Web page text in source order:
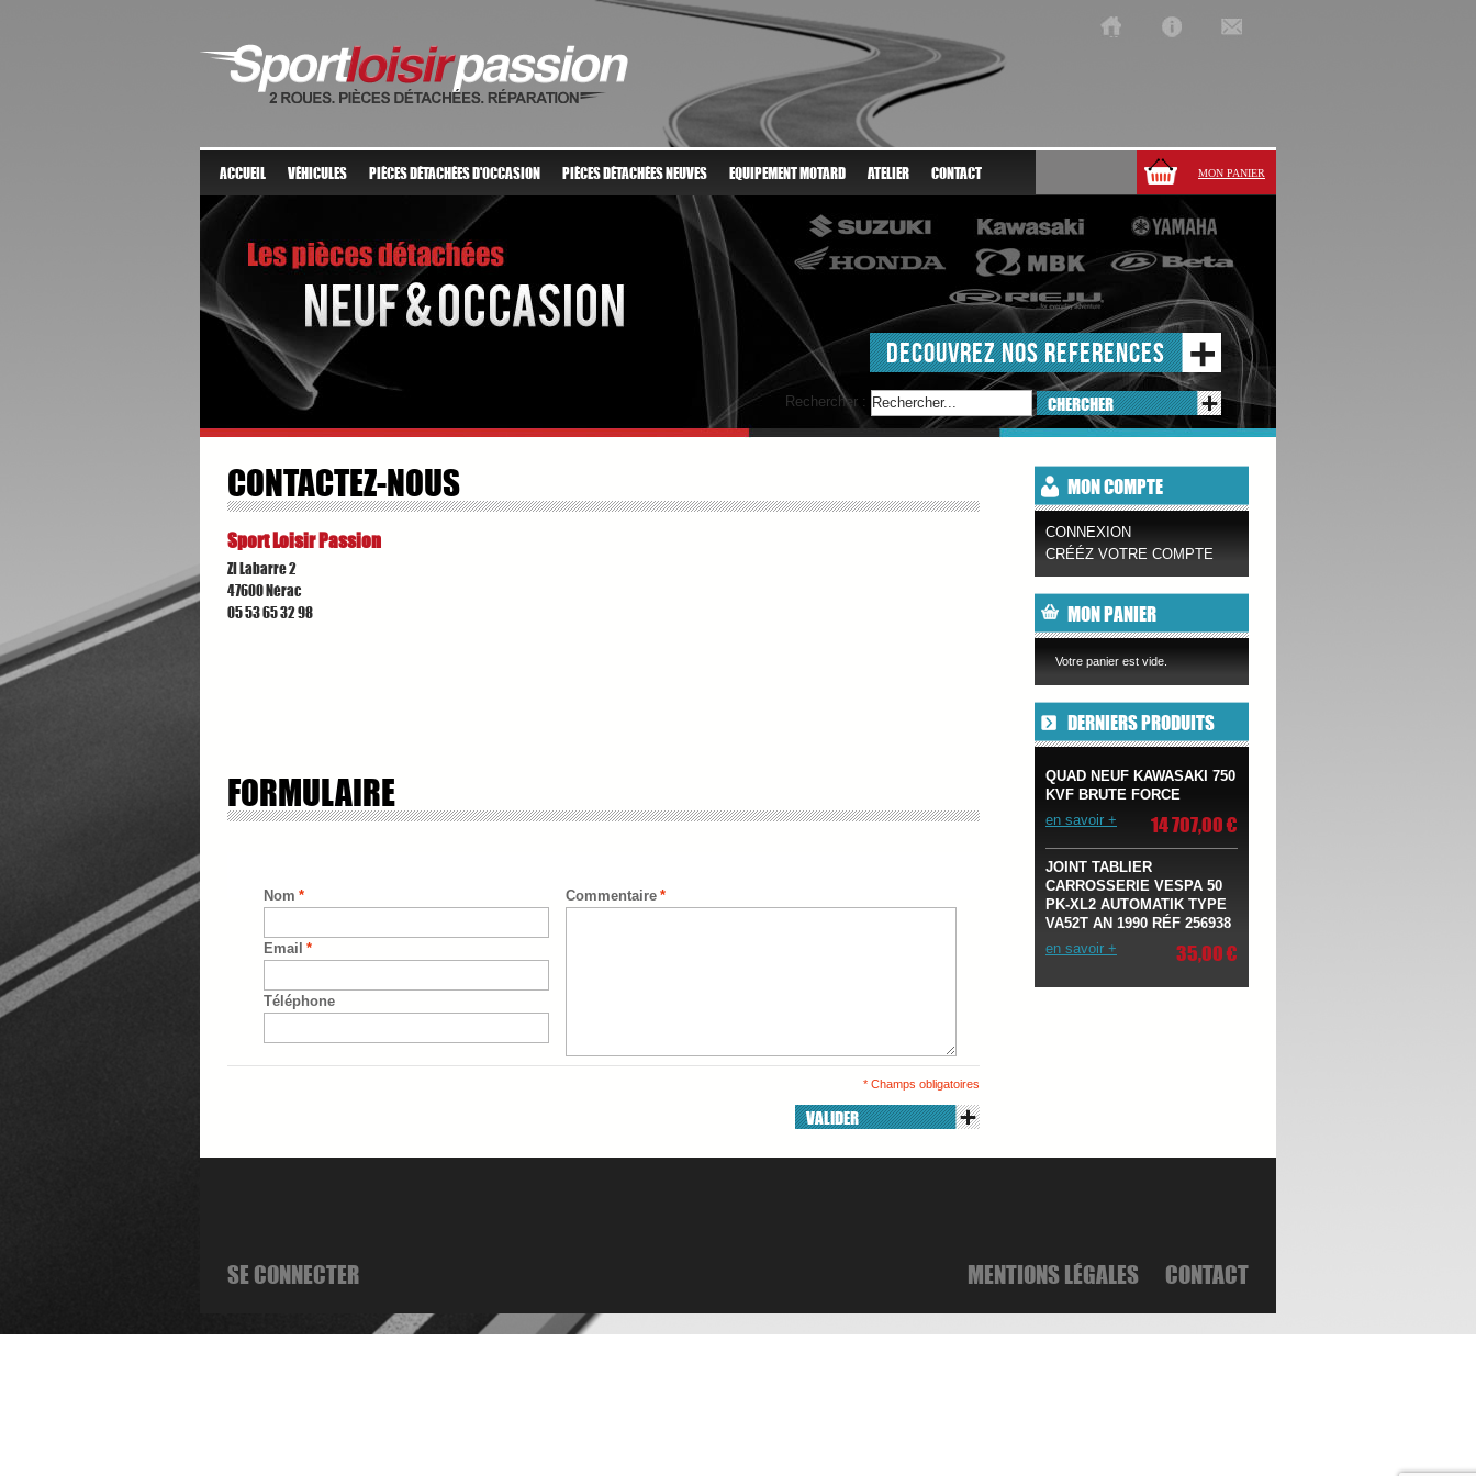
MON PANIER
ACCUEIL VÉHICULES PIÈCES DÉTACHÉES D'OCCASION PIÈCES DÉTACHÉES NEUVES EQUIPEMENT MOTARD ATELIER CONTACT
DECOUVREZ NOS REFERENCES
Rechercher : CHERCHER
CONTACTEZ-NOUS
Sport Loisir Passion
ZI Labarre 2
47600 Nérac
05 53 65 32 98
FORMULAIRE
*
Nom
*
Email
Téléphone
*
Commentaire
* Champs obligatoires
VALIDER
MON COMPTE
CONNEXION
CRÉÉZ VOTRE COMPTE
MON PANIER
Votre panier est vide.
DERNIERS PRODUITS
QUAD NEUF KAWASAKI 750
KVF BRUTE FORCE
en savoir +
14 707,00 €
JOINT TABLIER
CARROSSERIE VESPA 50
PK-XL2 AUTOMATIK TYPE
VA52T AN 1990 RÉF 256938
en savoir +
35,00 €
SE CONNECTER MENTIONS LÉGALES CONTACT